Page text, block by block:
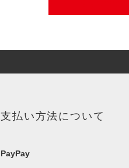
支払い方法について
PayPay